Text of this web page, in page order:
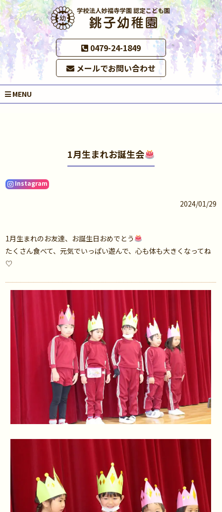
0479-24-1849
メールでお問い合わせ
MENU
1月生まれお誕生会
Instagram
2024/01/29
1月生まれのお友達、お誕生日おめでとう
たくさん食べて、元気でいっぱい遊んで、心も体も大きくなってね
♡